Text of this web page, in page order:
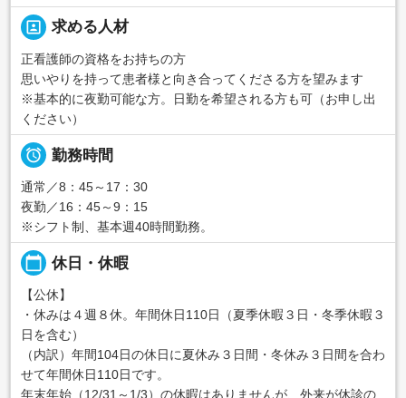
portrait 求める人材
正看護師の資格をお持ちの方
思いやりを持って患者様と向き合ってくださる方を望みます
※基本的に夜勤可能な方。日勤を希望される方も可（お申し出
ください）
 勤務時間
通常／8：45～17：30
夜勤／16：45～9：15
※シフト制、基本週40時間勤務。
calendar_today 休日・休暇
【公休】
・休みは４週８休。年間休日110日（夏季休暇３日・冬季休暇３
日を含む）
（内訳）年間104日の休日に夏休み３日間・冬休み３日間を合わ
せて年間休日110日です。
年末年始（12/31～1/3）の休暇はありませんが、外来が休診の